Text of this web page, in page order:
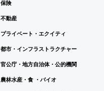
保険
不動産
プライベート・エクイティ
都市・インフラストラクチャー
官公庁・地方自治体・公的機関
農林水産・食 ・バイオ